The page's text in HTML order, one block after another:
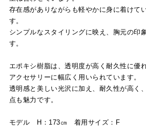
存在感がありながらも軽やかに身に着けて
す。
シンプルなスタイリングに映え、胸元の印
す。
エポキシ樹脂は、透明度が高く耐久性に優
アクセサリーに幅広く用いられています。
透明感と美しい光沢に加え、耐久性が高く
点も魅力です。
モデル H：173㎝ 着用サイズ：F